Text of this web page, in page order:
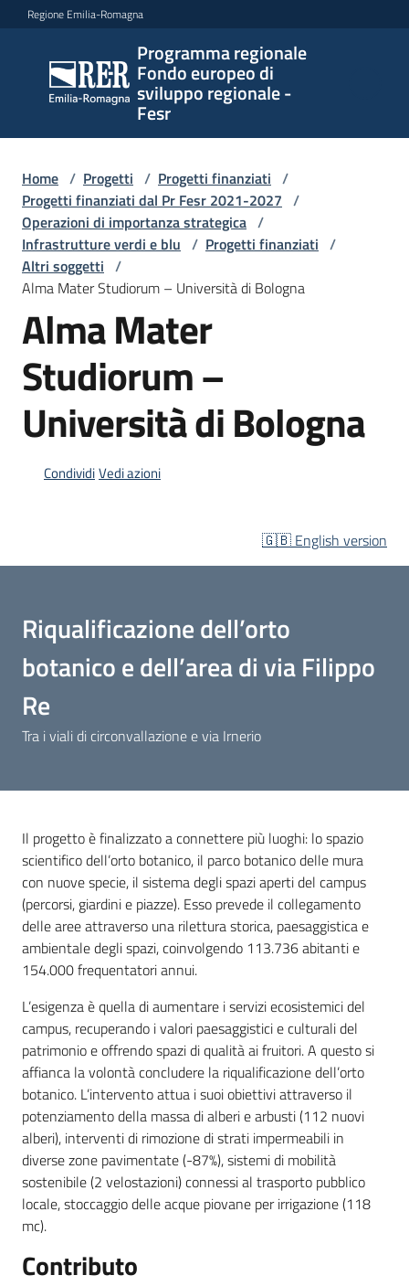
Vai al contenuto
Vai alla navigazione
Vai al footer
Regione Emilia-Romagna
Programma regionale
Fondo europeo di
sviluppo regionale -
Fesr
Programma
regionale
Fondo
europeo di
regionale -
Fesr
Novità
Programmi
e
Opportunità
e
Servizi
Seguici
su
Home / Progetti / Progetti finanziati /
Progetti finanziati dal Pr Fesr 2021-2027 /
Operazioni di importanza strategica /
Infrastrutture verdi e blu / Progetti finanziati /
Altri soggetti /
Alma Mater Studiorum – Università di Bologna
Alma Mater
Studiorum –
Università di Bologna
CondividiVedi azioni
🇬🇧 English version
Riqualificazione dell’orto
botanico e dell’area di via Filippo
Re
Tra i viali di circonvallazione e via Irnerio
Il progetto è finalizzato a connettere più luoghi: lo spazio
scientifico dell’orto botanico, il parco botanico delle mura
con nuove specie, il sistema degli spazi aperti del campus
(percorsi, giardini e piazze). Esso prevede il collegamento
delle aree attraverso una rilettura storica, paesaggistica e
ambientale degli spazi, coinvolgendo 113.736 abitanti e
154.000 frequentatori annui.
L’esigenza è quella di aumentare i servizi ecosistemici del
campus, recuperando i valori paesaggistici e culturali del
patrimonio e offrendo spazi di qualità ai fruitori. A questo si
affianca la volontà concludere la riqualificazione dell’orto
botanico. L’intervento attua i suoi obiettivi attraverso il
potenziamento della massa di alberi e arbusti (112 nuovi
alberi), interventi di rimozione di strati impermeabili in
diverse zone pavimentate (-87%), sistemi di mobilità
sostenibile (2 velostazioni) connessi al trasporto pubblico
locale, stoccaggio delle acque piovane per irrigazione (118
mc).
Contributo